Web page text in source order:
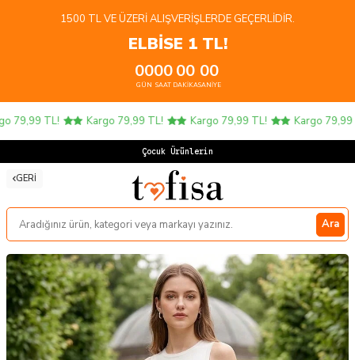
1500 TL VE ÜZERI ALIŞVERIŞLERDE GEÇERLIDIR.
ELBİSE 1 TL!
00
GÜN
00
SAAT
00
DAKIKA
00
SANIYE
TL! Kargo 79,99 TL! Kargo 79,99 TL! Kargo 79,99
Çocuk Ürünlerinde
GERI
Ara